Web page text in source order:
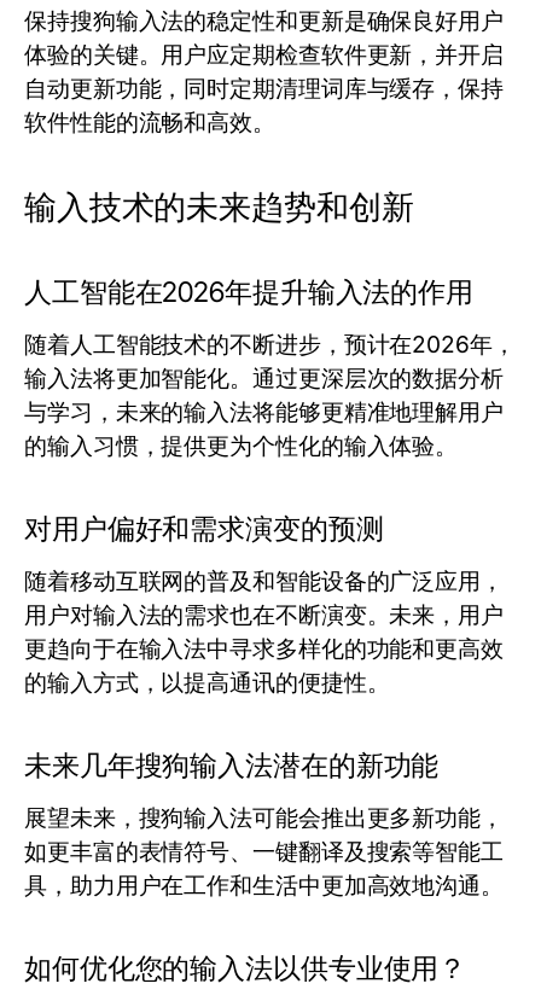
保持搜狗输入法的稳定性和更新是确保良好用户
体验的关键。用户应定期检查软件更新，并开启
自动更新功能，同时定期清理词库与缓存，保持
软件性能的流畅和高效。
输入技术的未来趋势和创新
人工智能在2026年提升输入法的作用
随着人工智能技术的不断进步，预计在2026年，
输入法将更加智能化。通过更深层次的数据分析
与学习，未来的输入法将能够更精准地理解用户
的输入习惯，提供更为个性化的输入体验。
对用户偏好和需求演变的预测
随着移动互联网的普及和智能设备的广泛应用，
用户对输入法的需求也在不断演变。未来，用户
更趋向于在输入法中寻求多样化的功能和更高效
的输入方式，以提高通讯的便捷性。
未来几年搜狗输入法潜在的新功能
展望未来，搜狗输入法可能会推出更多新功能，
如更丰富的表情符号、一键翻译及搜索等智能工
具，助力用户在工作和生活中更加高效地沟通。
如何优化您的输入法以供专业使用？